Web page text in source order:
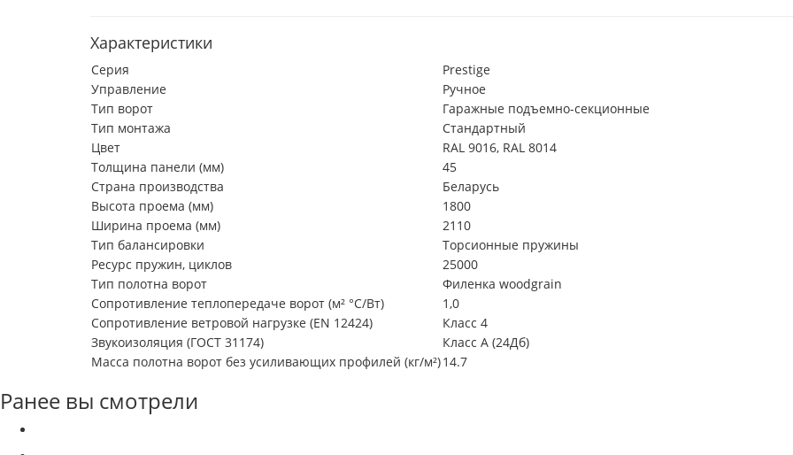
Характеристики
Серия
Prestige
Управление
Ручное
Тип ворот
Гаражные подъемно-секционные
Тип монтажа
Стандартный
Цвет
RAL 9016, RAL 8014
Толщина панели (мм)
45
Страна производства
Беларусь
Высота проема (мм)
1800
Ширина проема (мм)
2110
Тип балансировки
Торсионные пружины
Ресурс пружин, циклов
25000
Тип полотна ворот
Филенка woodgrain
Сопротивление теплопередаче ворот (м² °С/Вт)
1,0
Сопротивление ветровой нагрузке (EN 12424)
Класс 4
Звукоизоляция (ГОСТ 31174)
Класс А (24Дб)
Масса полотна ворот без усиливающих профилей (кг/м²)14.7
Ранее вы смотрели